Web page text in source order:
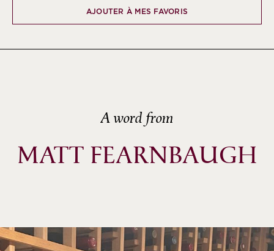
AJOUTER À MES FAVORIS
A word from
MATT FEARNBAUGH